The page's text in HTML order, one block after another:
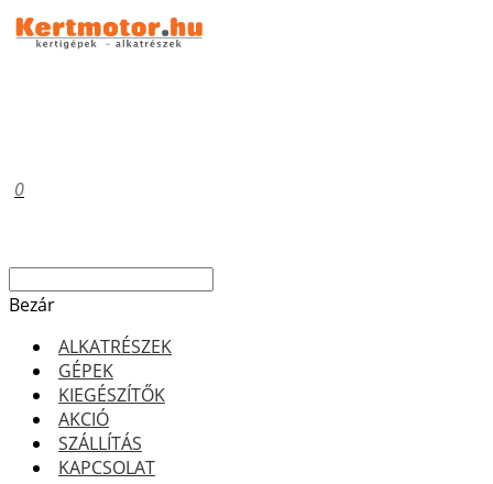
0
Bezár
ALKATRÉSZEK
GÉPEK
KIEGÉSZÍTŐK
AKCIÓ
SZÁLLÍTÁS
KAPCSOLAT